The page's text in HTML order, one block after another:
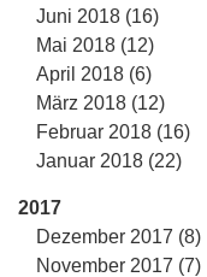
Juni 2018 (16)
Mai 2018 (12)
April 2018 (6)
März 2018 (12)
Februar 2018 (16)
Januar 2018 (22)
2017
Dezember 2017 (8)
November 2017 (7)